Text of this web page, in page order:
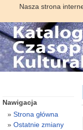
Nasza strona
Nawigacja
Strona główna
Ostatnie zmiany